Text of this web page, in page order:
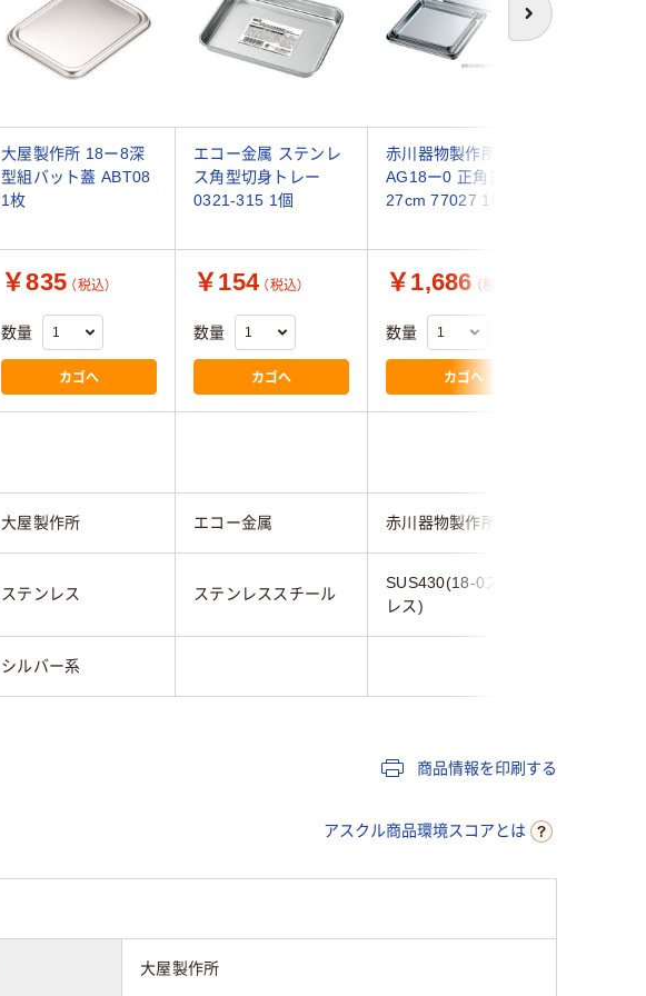
次へ
大屋製作所 18ー8深
型組バット蓋 ABT08
1枚
エコー金属 ステンレ
ス角型切身トレー
0321-315 1個
赤川器物製作所
AG18ー0 正角盆
27cm 77027 1枚
￥835 （税込）
数量
カゴへ
￥154 （税込）
数量
カゴへ
￥1,686 （税込）
数量
カゴへ
大屋製作所 エコー金属 赤川器物製作所
ステンレス ステンレススチール
SUS430(18-0ステン
レス)
シルバー系
商品情報を印刷する
アスクル商品環境スコアとは
大屋製作所